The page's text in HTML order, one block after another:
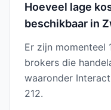
Hoeveel lage
beschikbaar in
Er zijn momenteel
brokers die
waaronder
212.